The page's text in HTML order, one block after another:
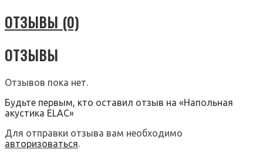
ОТЗЫВЫ (0)
ОТЗЫВЫ
Отзывов пока нет.
Будьте первым, кто оставил отзыв на «Напольная
акустика ELAC»
Для отправки отзыва вам необходимо
авторизоваться.